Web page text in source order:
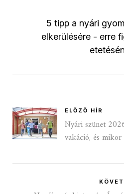
5 tipp a nyári
elkerülésére - erre
ELŐZŐ HÍR
Nyári szünet
vakáció, és mikor